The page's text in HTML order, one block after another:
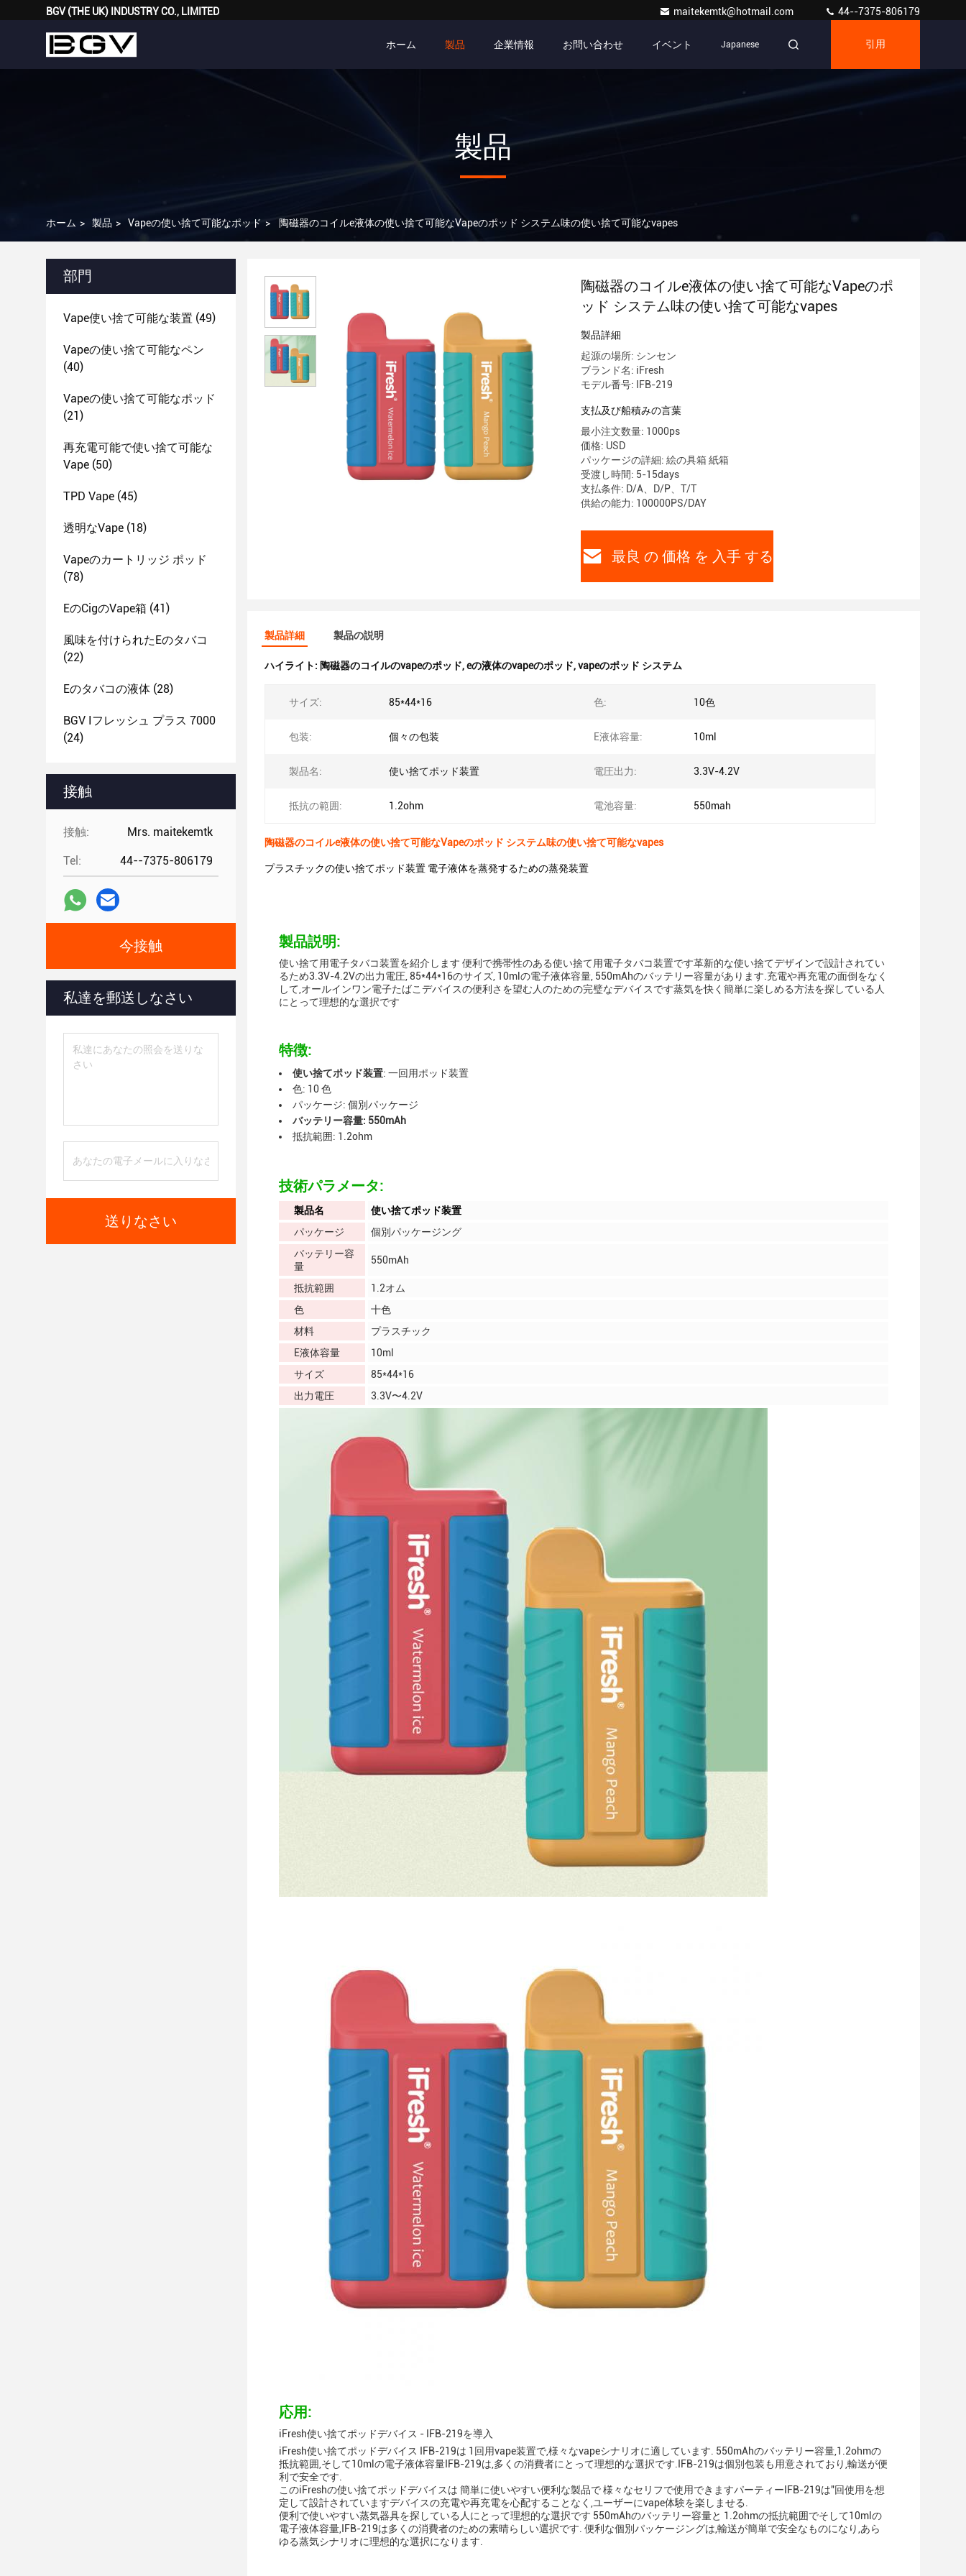
BGV (THE UK) INDUSTRY CO., LIMITED maitekemtk@hotmail.com 44--7375-806179
ホーム 製品 企業情報 お問い合わせ イベント Japanese 引用
製品
ホーム > 製品 > Vapeの使い捨て可能なポッド > 陶磁器のコイルe液体の使い捨て可能なVapeのポッド システム味の使い捨て可能なvapes
部門
Vape使い捨て可能な装置 (49)
Vapeの使い捨て可能なペン
(40)
Vapeの使い捨て可能なポッド
(21)
再充電可能で使い捨て可能な
Vape (50)
TPD Vape (45)
透明なVape (18)
Vapeのカートリッジ ポッド
(78)
EのCigのVape箱 (41)
風味を付けられたEのタバコ
(22)
Eのタバコの液体 (28)
BGV Iフレッシュ プラス 7000
(24)
接触
接触: Mrs. maitekemtk
Tel: 44--7375-806179
今接触
私達を郵送しなさい
送りなさい
陶磁器のコイルe液体の使い捨て可能なVapeのポ
ッド システム味の使い捨て可能なvapes
製品詳細
起源の場所: シンセン
ブランド名: iFresh
モデル番号: IFB-219
支払及び船積みの言葉
最小注文数量: 1000ps
価格: USD
パッケージの詳細: 絵の具箱 紙箱
受渡し時間: 5-15days
支払条件: D/A、D/P、T/T
供給の能力: 100000PS/DAY
最良 の 価格 を 入手 する
製品詳細 製品の説明
ハイライト: 陶磁器のコイルのvapeのポッド,eの液体のvapeのポッド,vapeのポッド システム
サイズ: 85*44*16 色: 10色
包装: 個々の包装 E液体容量: 10ml
製品名: 使い捨てポッド装置 電圧出力: 3.3V-4.2V
抵抗の範囲: 1.2ohm 電池容量: 550mah
陶磁器のコイルe液体の使い捨て可能なVapeのポッド システム味の使い捨て可能なvapes
プラスチックの使い捨てポッド装置 電子液体を蒸発するための蒸発装置
製品説明:
使い捨て用電子タバコ装置を紹介します 便利で携帯性のある使い捨て用電子タバコ装置です革新的な使い捨てデザインで設計されてい
るため3.3V-4.2Vの出力電圧, 85*44*16のサイズ, 10mlの電子液体容量, 550mAhのバッテリー容量があります.充電や再充電の面倒をなく
して,オールインワン電子たばこデバイスの便利さを望む人のための完璧なデバイスです蒸気を快く簡単に楽しめる方法を探している人
にとって理想的な選択です
特徴:
使い捨てポッド装置: 一回用ポッド装置
色: 10 色
パッケージ: 個別パッケージ
バッテリー容量: 550mAh
抵抗範囲: 1.2ohm
技術パラメータ:
製品名
使い捨てポッド装置
パッケージ
個別パッケージング
バッテリー容
量
550mAh
抵抗範囲
1.2オム
色
十色
材料
プラスチック
E液体容量
10ml
サイズ
85*44*16
出力電圧
3.3V〜4.2V
応用:
iFresh使い捨てポッドデバイス - IFB-219を導入
iFresh使い捨てポッドデバイス IFB-219は 1回用vape装置で,様々なvapeシナリオに適しています. 550mAhのバッテリー容量,1.2ohmの
抵抗範囲,そして10mlの電子液体容量IFB-219は,多くの消費者にとって理想的な選択です.IFB-219は個別包装も用意されており,輸送が便
利で安全です.
このiFreshの使い捨てポッドデバイスは 簡単に使いやすい便利な製品で 様々なセリフで使用できますパーティーIFB-219は"回使用を想
定して設計されていますデバイスの充電や再充電を心配することなく,ユーザーにvape体験を楽しませる.
便利で使いやすい蒸気器具を探している人にとって理想的な選択です 550mAhのバッテリー容量と 1.2ohmの抵抗範囲でそして10mlの
電子液体容量,IFB-219は多くの消費者のための素晴らしい選択です. 便利な個別パッケージングは,輸送が簡単で安全なものになり,あら
ゆる蒸気シナリオに理想的な選択になります.